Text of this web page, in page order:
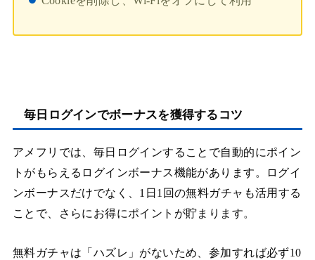
毎日ログインでボーナスを獲得するコツ
アメフリでは、毎日ログインすることで自動的にポイン
トがもらえるログインボーナス機能があります。ログイ
ンボーナスだけでなく、1日1回の無料ガチャも活用する
ことで、さらにお得にポイントが貯まります。
無料ガチャは「ハズレ」がないため、参加すれば必ず10